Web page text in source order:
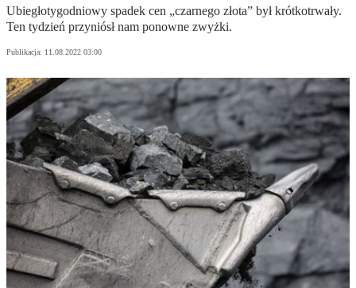
Ubiegłotygodniowy spadek cen „czarnego złota” był krótkotrwały.
Ten tydzień przyniósł nam ponowne zwyżki.
Publikacja: 11.08.2022 03:00